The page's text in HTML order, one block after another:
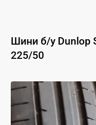
Шини б/у Dunlop
225/50